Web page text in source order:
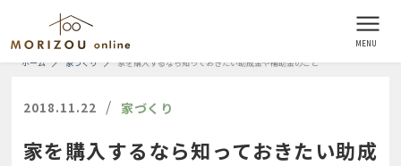
ホーム 家づくり 家を購入するなら知っておきたい助成金や補助金のこと
2018.11.22 / 家づくり
家を購入するなら知っておきたい助成